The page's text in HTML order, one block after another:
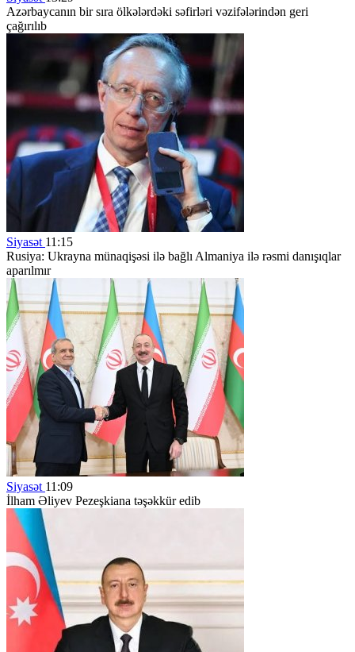
Azərbaycanın bir sıra ölkələrdəki səfirləri vəzifələrindən geri
çağırılıb
Siyasət 11:15
Rusiya: Ukrayna münaqişəsi ilə bağlı Almaniya ilə rəsmi danışıqlar
aparılmır
Siyasət 11:09
İlham Əliyev Pezeşkiana təşəkkür edib